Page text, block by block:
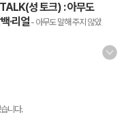
성 토크) : 아무도
·리얼 - 아무도 말해 주지 않았
니다.